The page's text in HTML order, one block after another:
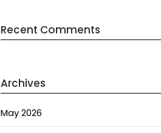
Recent Comments
Archives
May 2026